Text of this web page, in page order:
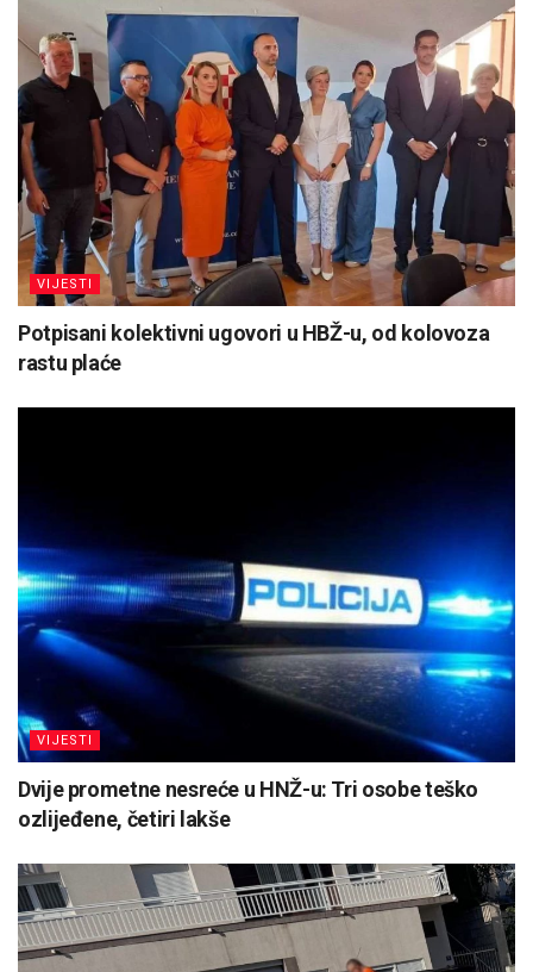
VIJESTI
Potpisani kolektivni ugovori u HBŽ-u, od kolovoza
rastu plaće
VIJESTI
Dvije prometne nesreće u HNŽ-u: Tri osobe teško
ozlijeđene, četiri lakše